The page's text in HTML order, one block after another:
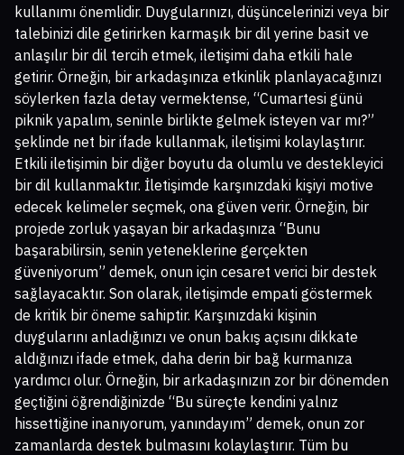
kullanımı önemlidir. Duygularınızı, düşüncelerinizi veya bir
talebinizi dile getirirken karmaşık bir dil yerine basit ve
anlaşılır bir dil tercih etmek, iletişimi daha etkili hale
getirir. Örneğin, bir arkadaşınıza etkinlik planlayacağınızı
söylerken fazla detay vermektense, “Cumartesi günü
piknik yapalım, seninle birlikte gelmek isteyen var mı?”
şeklinde net bir ifade kullanmak, iletişimi kolaylaştırır.
Etkili iletişimin bir diğer boyutu da olumlu ve destekleyici
bir dil kullanmaktır. İletişimde karşınızdaki kişiyi motive
edecek kelimeler seçmek, ona güven verir. Örneğin, bir
projede zorluk yaşayan bir arkadaşınıza “Bunu
başarabilirsin, senin yeteneklerine gerçekten
güveniyorum” demek, onun için cesaret verici bir destek
sağlayacaktır. Son olarak, iletişimde empati göstermek
de kritik bir öneme sahiptir. Karşınızdaki kişinin
duygularını anladığınızı ve onun bakış açısını dikkate
aldığınızı ifade etmek, daha derin bir bağ kurmanıza
yardımcı olur. Örneğin, bir arkadaşınızın zor bir dönemden
geçtiğini öğrendiğinizde “Bu süreçte kendini yalnız
hissettiğine inanıyorum, yanındayım” demek, onun zor
zamanlarda destek bulmasını kolaylaştırır. Tüm bu